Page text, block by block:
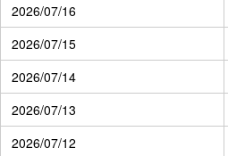
2026/07/16
2026/07/15
2026/07/14
2026/07/13
2026/07/12